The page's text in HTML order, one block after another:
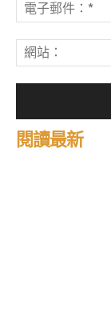
閱讀最新